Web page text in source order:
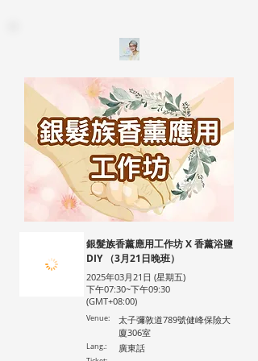
銀髮族香薰應用工作坊 X 香薰浴鹽
DIY （3月21日晚班）
2025年03月21日 (星期五)
下午07:30~下午09:30
(GMT+08:00)
Venue:
太子彌敦道789號健峰保險大
廈306室
Lang.: 廣東話